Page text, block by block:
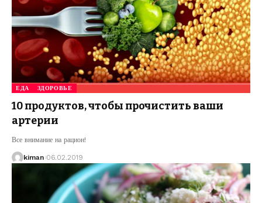
ЕДА ЗДОРОВЬЕ
10 продуктов, чтобы прочистить ваши
артерии
Все внимание на рацион!
kiman 06.02.2019